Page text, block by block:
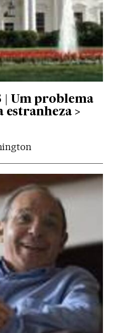
| Um problema
estranheza